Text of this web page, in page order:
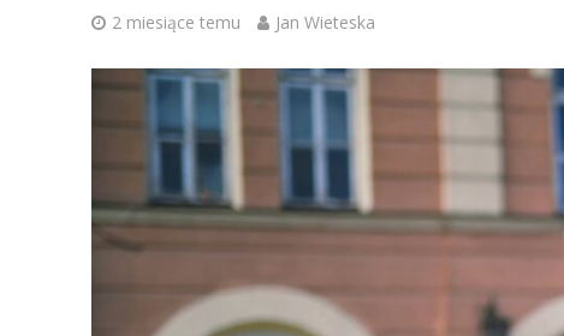
2 miesiące temu Jan Wieteska